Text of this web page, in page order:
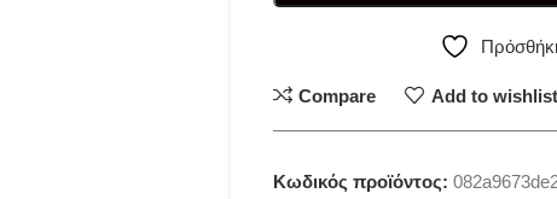
Compare Add to wishlist
Κωδικός προϊόντος: